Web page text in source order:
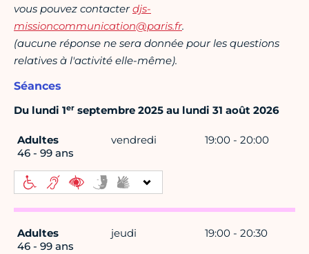
vous pouvez contacterdjs-
missioncommunication@paris.fr.
(aucune réponse ne sera donnée pour les questions
relatives à l'activité elle-même).
Séances
Du lundi 1er septembre 2025 au lundi 31 août 2026
Adultes
46 - 99 ans
vendredi 19:00 - 20:00
Adultes
46 - 99 ans
jeudi 19:00 - 20:30